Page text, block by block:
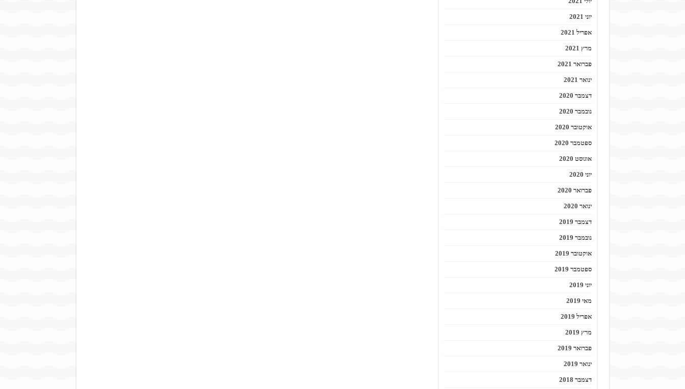
יוני 2021
אפריל 2021
מרץ 2021
פברואר 2021
ינואר 2021
דצמבר 2020
נובמבר 2020
אוקטובר 2020
ספטמבר 2020
אוגוסט 2020
יוני 2020
פברואר 2020
ינואר 2020
דצמבר 2019
נובמבר 2019
אוקטובר 2019
ספטמבר 2019
יוני 2019
מאי 2019
אפריל 2019
מרץ 2019
פברואר 2019
ינואר 2019
דצמבר 2018